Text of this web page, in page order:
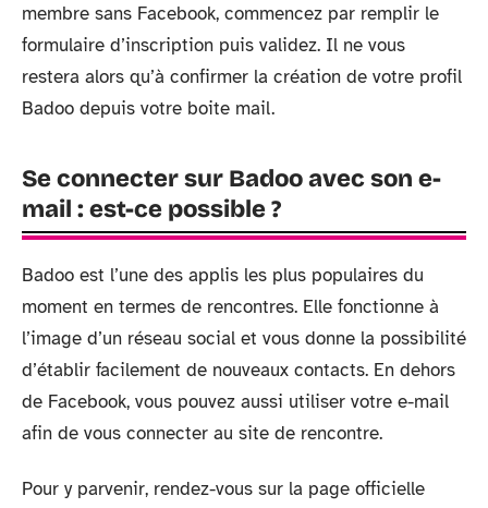
membre sans Facebook, commencez par remplir le
formulaire d’inscription puis validez. Il ne vous
restera alors qu’à confirmer la création de votre profil
Badoo depuis votre boite mail.
Se connecter sur Badoo avec son e-
mail : est-ce possible ?
Badoo est l’une des applis les plus populaires du
moment en termes de rencontres. Elle fonctionne à
l’image d’un réseau social et vous donne la possibilité
d’établir facilement de nouveaux contacts. En dehors
de Facebook, vous pouvez aussi utiliser votre e-mail
afin de vous connecter au site de rencontre.
Pour y parvenir, rendez-vous sur la page officielle